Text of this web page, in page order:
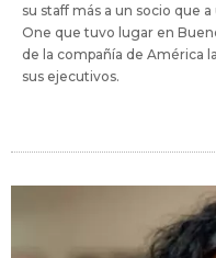
su staff más a un socio que
One que tuvo lugar en
de la compañía de América
sus ejecutivos.